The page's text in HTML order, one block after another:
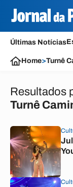
Últimas Notícias
Home>Turnê
Resultados
Turnê